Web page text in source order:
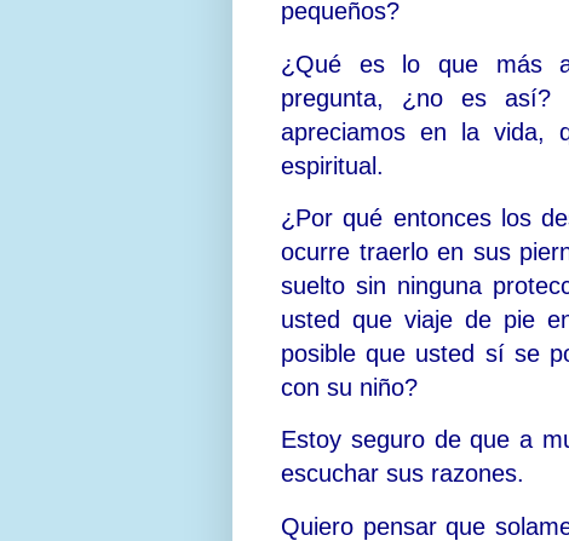
pequeños?
¿Qué es lo que más
pregunta, ¿no es así?
apreciamos en la vida,
espiritual.
¿Por qué entonces los
ocurre traerlo en sus
suelto sin ninguna
usted que viaje de pie
posible que usted sí se
con su niño?
Estoy seguro de que a
escuchar sus razones.
Quiero pensar que